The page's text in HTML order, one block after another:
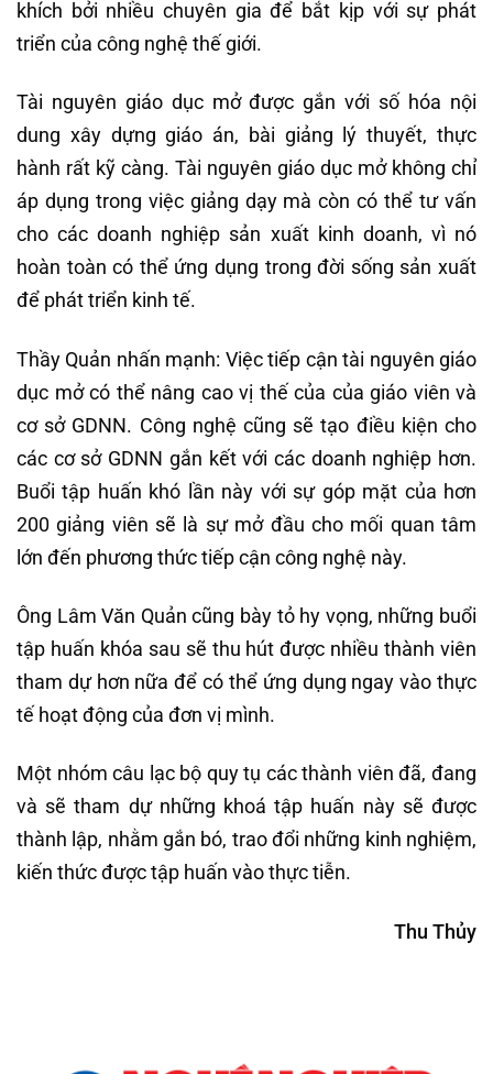
khích bởi nhiều chuyên gia để bắt kịp với sự phát
triển của công nghệ thế giới.
Tài nguyên giáo dục mở được gắn với số hóa nội
dung xây dựng giáo án, bài giảng lý thuyết, thực
hành rất kỹ càng. Tài nguyên giáo dục mở không chỉ
áp dụng trong việc giảng dạy mà còn có thể tư vấn
cho các doanh nghiệp sản xuất kinh doanh, vì nó
hoàn toàn có thể ứng dụng trong đời sống sản xuất
để phát triển kinh tế.
Thầy Quản nhấn mạnh: Việc tiếp cận tài nguyên giáo
dục mở có thể nâng cao vị thế của của giáo viên và
cơ sở GDNN. Công nghệ cũng sẽ tạo điều kiện cho
các cơ sở GDNN gắn kết với các doanh nghiệp hơn.
Buổi tập huấn khó lần này với sự góp mặt của hơn
200 giảng viên sẽ là sự mở đầu cho mối quan tâm
lớn đến phương thức tiếp cận công nghệ này.
Ông Lâm Văn Quản cũng bày tỏ hy vọng, những buổi
tập huấn khóa sau sẽ thu hút được nhiều thành viên
tham dự hơn nữa để có thể ứng dụng ngay vào thực
tế hoạt động của đơn vị mình.
Một nhóm câu lạc bộ quy tụ các thành viên đã, đang
và sẽ tham dự những khoá tập huấn này sẽ được
thành lập, nhằm gắn bó, trao đổi những kinh nghiệm,
kiến thức được tập huấn vào thực tiễn.
Thu Thủy